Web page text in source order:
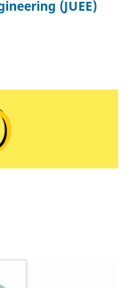
(JUEE)